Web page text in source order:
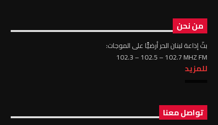
من نحن
بثّ إذاعة لبنان الحر أرضيًّا على الموجات:
102.3 – 102.5 – 102.7 MHZ FM
للمزيد
تواصل معنا